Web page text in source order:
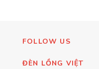
FOLLOW US
ĐÈN LỒNG VIỆT